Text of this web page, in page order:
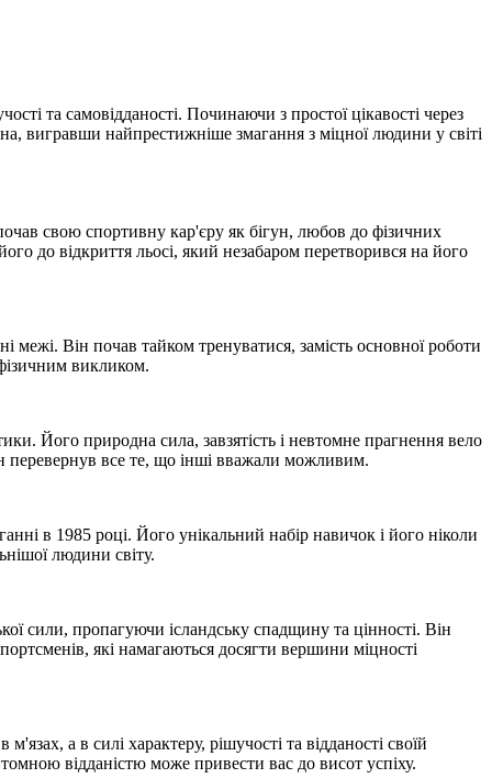
та самовідданості. Починаючи з простої цікавості через
вигравши найпрестижніше змагання з міцної людини у світі
свою спортивну кар'єру як бігун, любов до фізичних
до відкриття льосі, який незабаром перетворився на його
межі. Він почав тайком тренуватися, замість основної роботи
викликом.
Його природна сила, завзятість і невтомне прагнення вело
перевернув все те, що інші вважали можливим.
в 1985 році. Його унікальний набір навичок і його ніколи
людини світу.
сили, пропагуючи ісландську спадщину та цінності. Він
які намагаються досягти вершини міцності
а в силі характеру, рішучості та відданості своїй
відданістю може привести вас до висот успіху.